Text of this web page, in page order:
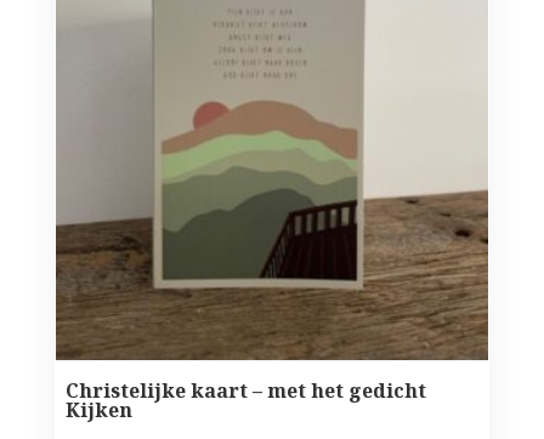
Christelijke kaart – met het gedicht
Kijken